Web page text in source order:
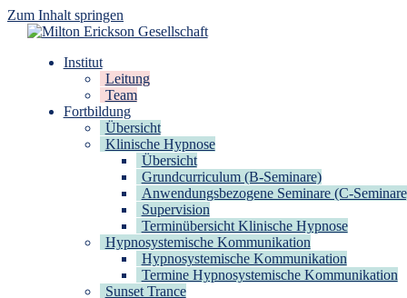
Zum Inhalt springen
Milton Erickson Gesellschaft
für klinische Hypnose – Regionalstelle Tübingen
Institut
Leitung
Team
Fortbildung
Übersicht
Klinische Hypnose
Übersicht
Grundcurriculum (B-Seminare)
Anwendungsbezogene Seminare (C-
Supervision
Terminübersicht Klinische Hypnose
Hypnosystemische Kommunikation
Hypnosystemische Kommunikation
Termine Hypnosystemische Kommunikation
Sunset Trance